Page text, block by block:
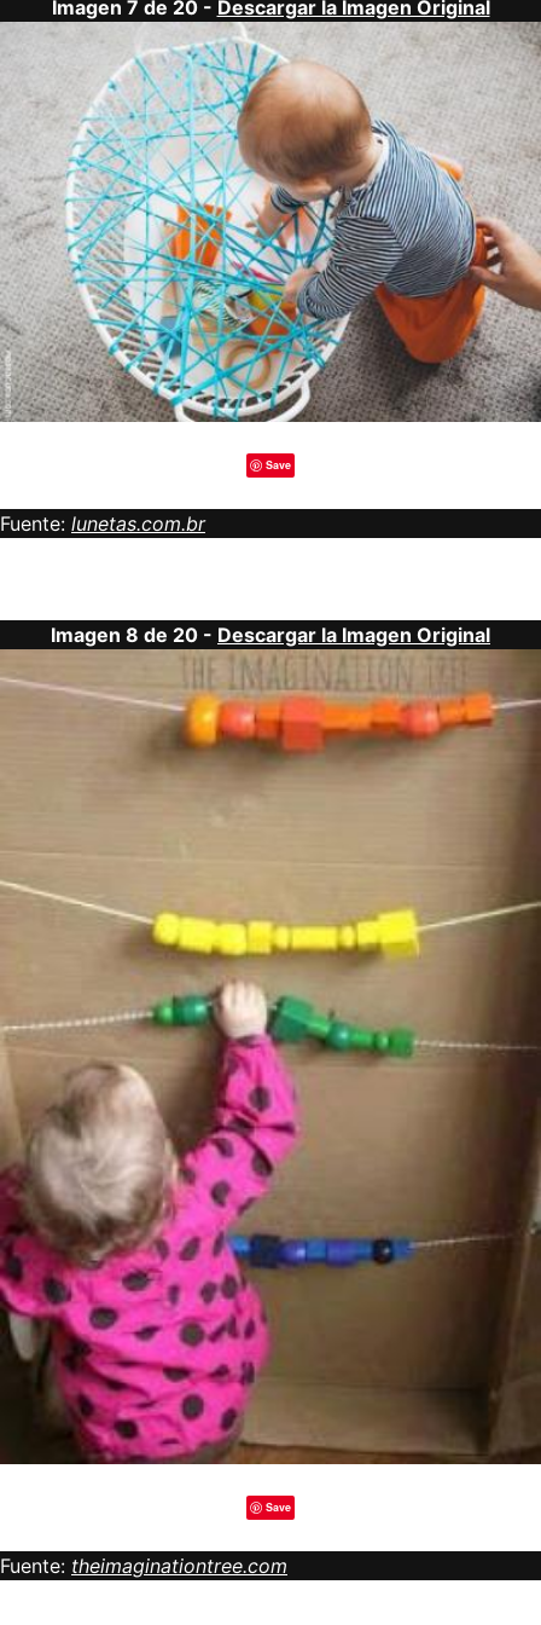
Imagen 7 de 20 - Descargar la Imagen Original
Save
Fuente: lunetas.com.br
Imagen 8 de 20 - Descargar la Imagen Original
Save
Fuente: theimaginationtree.com